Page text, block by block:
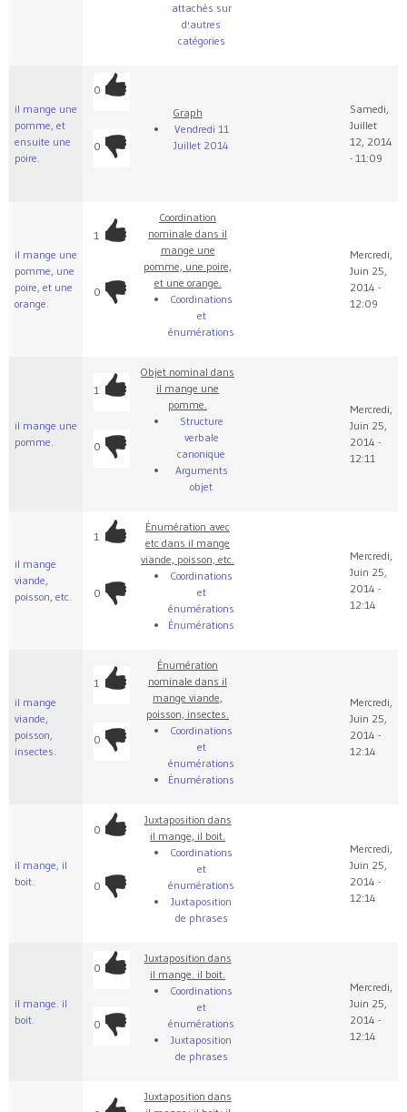
attachés sur
d'autres
catégories
il mange une
pomme, et
ensuite une
poire.
0
0
Graph
Vendredi 11
Juillet 2014
Samedi,
Juillet
12, 2014
- 11:09
il mange une
pomme, une
poire, et une
orange.
1
0
Coordination
nominale dans il
mange une
pomme, une poire,
et une orange.
Coordinations
et
énumérations
Mercredi,
Juin 25,
2014 -
12:09
il mange une
pomme.
1
0
Objet nominal dans
il mange une
pomme.
Structure
verbale
canonique
Arguments
objet
Mercredi,
Juin 25,
2014 -
12:11
il mange
viande,
poisson, etc.
1
0
Énumération avec
etc dans il mange
viande, poisson, etc.
Coordinations
et
énumérations
Énumérations
Mercredi,
Juin 25,
2014 -
12:14
il mange
viande,
poisson,
insectes.
1
0
Énumération
nominale dans il
mange viande,
poisson, insectes.
Coordinations
et
énumérations
Énumérations
Mercredi,
Juin 25,
2014 -
12:14
il mange, il
boit.
0
0
Juxtaposition dans
il mange, il boit.
Coordinations
et
énumérations
Juxtaposition
de phrases
Mercredi,
Juin 25,
2014 -
12:14
il mange. il
boit.
0
0
Juxtaposition dans
il mange. il boit.
Coordinations
et
énumérations
Juxtaposition
de phrases
Mercredi,
Juin 25,
2014 -
12:14
Juxtaposition dans